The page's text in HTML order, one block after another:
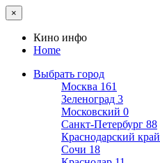
×
Кино инфо
Home
Выбрать город
Москва 161
Зеленоград 3
Московский 0
Санкт-Петербург 88
Краснодарский край
Сочи 18